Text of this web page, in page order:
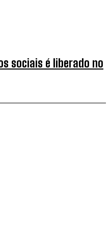
sociais é liberado no